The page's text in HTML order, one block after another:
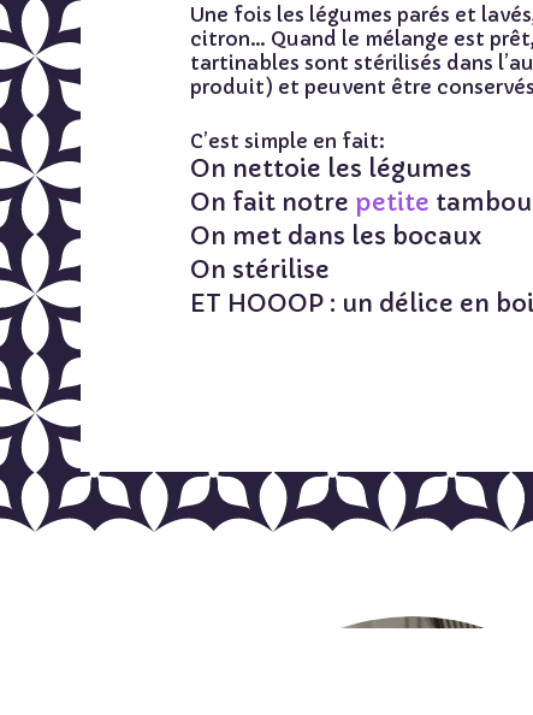
Une fois les légumes parés et
citron… Quand le mélange est
tartinables sont stérilisés dans
produit) et peuvent être
C’est simple en fait:
On nettoie les légumes
On fait notre petite
On met dans les bocaux
On stérilise
ET HOOOP : un délice en